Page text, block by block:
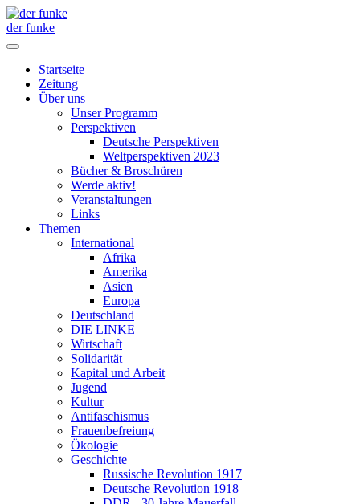
der funke
Startseite
Zeitung
Über uns
Unser Programm
Perspektiven
Deutsche Perspektiven
Weltperspektiven 2023
Bücher & Broschüren
Werde aktiv!
Veranstaltungen
Links
Themen
International
Afrika
Amerika
Asien
Europa
Deutschland
DIE LINKE
Wirtschaft
Solidarität
Kapital und Arbeit
Jugend
Kultur
Antifaschismus
Frauenbefreiung
Ökologie
Geschichte
Russische Revolution 1917
Deutsche Revolution 1918